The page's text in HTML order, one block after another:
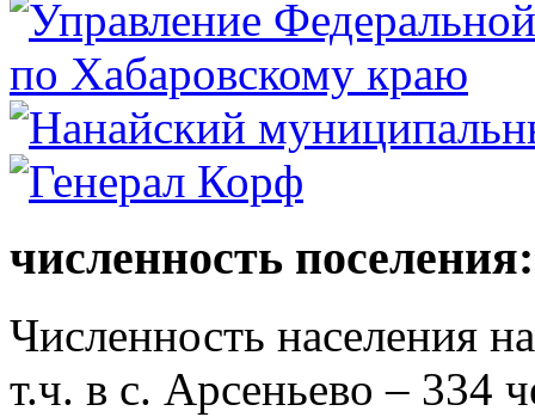
численность поселения:
Численность населения
т.ч. в с. Арсеньево – 334